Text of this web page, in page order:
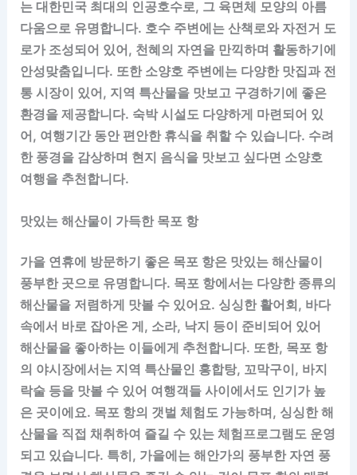
는 대한민국 최대의 인공호수로, 그 육면체 모양의 아름
다움으로 유명합니다. 호수 주변에는 산책로와 자전거 도
로가 조성되어 있어, 천혜의 자연을 만끽하며 활동하기에
안성맞춤입니다. 또한 소양호 주변에는 다양한 맛집과 전
통 시장이 있어, 지역 특산물을 맛보고 구경하기에 좋은
환경을 제공합니다. 숙박 시설도 다양하게 마련되어 있
어, 여행기간 동안 편안한 휴식을 취할 수 있습니다. 수려
한 풍경을 감상하며 현지 음식을 맛보고 싶다면 소양호
여행을 추천합니다.
맛있는 해산물이 가득한 목포 항
가을 연휴에 방문하기 좋은 목포 항은 맛있는 해산물이
풍부한 곳으로 유명합니다. 목포 항에서는 다양한 종류의
해산물을 저렴하게 맛볼 수 있어요. 싱싱한 활어회, 바다
속에서 바로 잡아온 게, 소라, 낙지 등이 준비되어 있어
해산물을 좋아하는 이들에게 추천합니다. 또한, 목포 항
의 야시장에서는 지역 특산물인 홍합탕, 꼬막구이, 바지
락술 등을 맛볼 수 있어 여행객들 사이에서도 인기가 높
은 곳이에요. 목포 항의 갯벌 체험도 가능하며, 싱싱한 해
산물을 직접 채취하여 즐길 수 있는 체험프로그램도 운영
되고 있습니다. 특히, 가을에는 해안가의 풍부한 자연 풍